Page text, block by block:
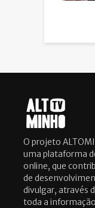
O projeto
uma plataforma
online, que
de
divulgar, através
toda a